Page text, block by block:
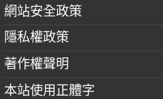
網站安全政策
隱私權政策
著作權聲明
本站使用正體字